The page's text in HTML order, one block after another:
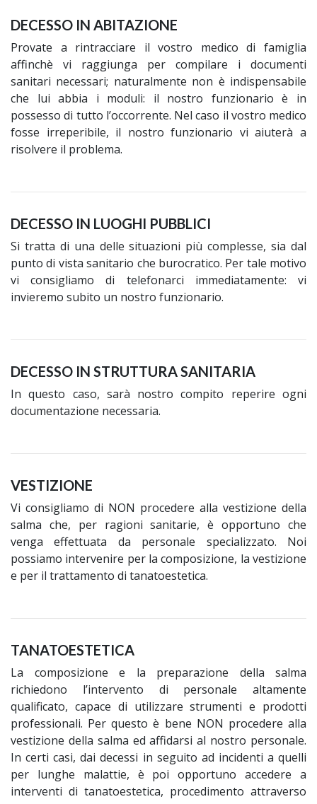
DECESSO IN ABITAZIONE
Provate a rintracciare il vostro medico di famiglia
affinchè vi raggiunga per compilare i documenti
sanitari necessari; naturalmente non è indispensabile
che lui abbia i moduli: il nostro funzionario è in
possesso di tutto l’occorrente. Nel caso il vostro medico
fosse irreperibile, il nostro funzionario vi aiuterà a
risolvere il problema.
DECESSO IN LUOGHI PUBBLICI
Si tratta di una delle situazioni più complesse, sia dal
punto di vista sanitario che burocratico. Per tale motivo
vi consigliamo di telefonarci immediatamente: vi
invieremo subito un nostro funzionario.
DECESSO IN STRUTTURA SANITARIA
In questo caso, sarà nostro compito reperire ogni
documentazione necessaria.
VESTIZIONE
Vi consigliamo di NON procedere alla vestizione della
salma che, per ragioni sanitarie, è opportuno che
venga effettuata da personale specializzato. Noi
possiamo intervenire per la composizione, la vestizione
e per il trattamento di tanatoestetica.
TANATOESTETICA
La composizione e la preparazione della salma
richiedono l’intervento di personale altamente
qualificato, capace di utilizzare strumenti e prodotti
professionali. Per questo è bene NON procedere alla
vestizione della salma ed affidarsi al nostro personale.
In certi casi, dai decessi in seguito ad incidenti a quelli
per lunghe malattie, è poi opportuno accedere a
interventi di tanatoestetica, procedimento attraverso